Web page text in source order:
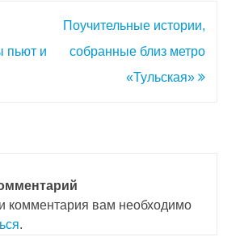
пьют и
Поучительные истории,
собранные близ метро
«Тульская»
комментария вам необходимо
.